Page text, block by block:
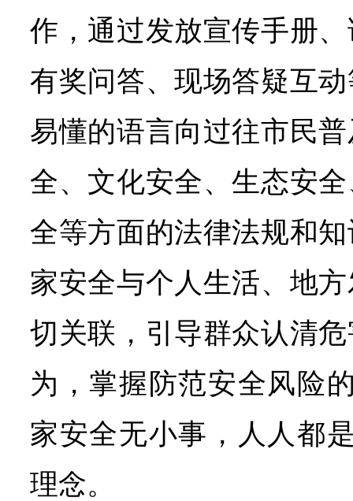
作，通过发放宣传手册
有奖问答、现场答疑互
易懂的语言向过往市民
全、文化安全、生态安
全等方面的法律法规和
家安全与个人生活、地
切关联，引导群众认清
为，掌握防范安全风险
家安全无小事，人人都
理念。